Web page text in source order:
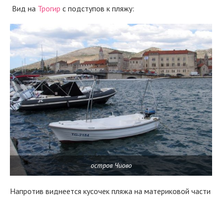
Вид на Трогир с подступов к пляжу:
остров Чиово
Напротив виднеется кусочек пляжа на материковой части